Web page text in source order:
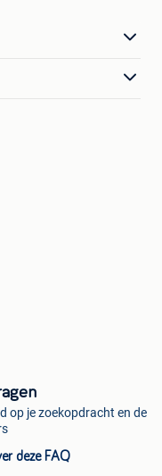
op je zoekopdracht en de
deze FAQ